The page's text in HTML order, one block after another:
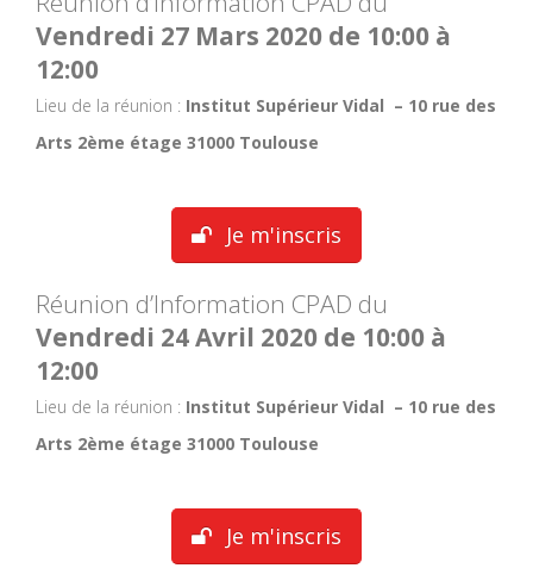
Vendredi 27 Mars 2020 de 10:00 à
12:00
Lieu de la réunion : Institut Supérieur Vidal – 10 rue des
Arts 2ème étage 31000 Toulouse
Je m'inscris
Réunion d’Information CPAD du
Vendredi 24 Avril 2020 de 10:00 à
12:00
Lieu de la réunion : Institut Supérieur Vidal – 10 rue des
Arts 2ème étage 31000 Toulouse
Je m'inscris